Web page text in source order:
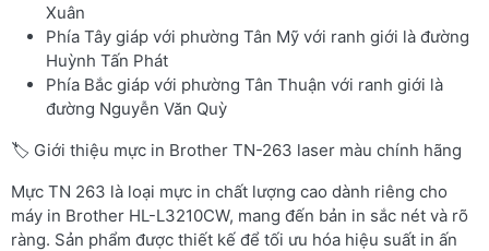
Xuân
Phía Tây giáp với phường Tân Mỹ với ranh giới là đường
Huỳnh Tấn Phát
Phía Bắc giáp với phường Tân Thuận với ranh giới là
đường Nguyễn Văn Quỳ
🏷️ Giới thiệu mực in Brother TN-263 laser màu chính hãng
Mực TN 263 là loại mực in chất lượng cao dành riêng cho
máy in Brother HL-L3210CW, mang đến bản in sắc nét và rõ
ràng. Sản phẩm được thiết kế để tối ưu hóa hiệu suất in ấn